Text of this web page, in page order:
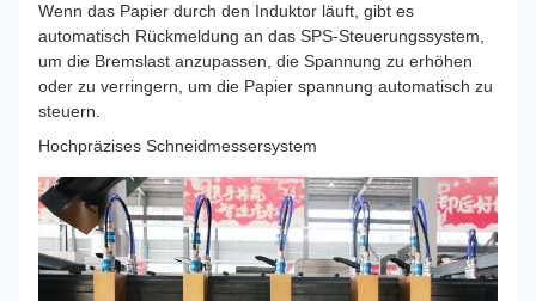
Wenn das Papier durch den Induktor läuft, gibt es
automatisch Rückmeldung an das SPS-Steuerungssystem,
um die Bremslast anzupassen, die Spannung zu erhöhen
oder zu verringern, um die Papier spannung automatisch zu
steuern.
Hochpräzises Schneidmessersystem